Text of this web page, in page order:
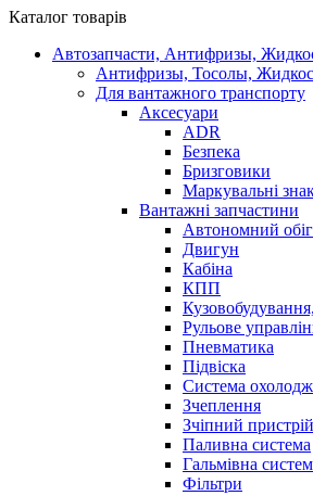
Каталог товарів
Автозапчасти, Антифризы,
Антифризы, Тосолы,
Для вантажного транспорту
Аксесуари
ADR
Безпека
Бризговики
Маркувальні
Вантажні запчастини
Автономний
Двигун
Кабіна
КПП
Рульове
Пневматика
Підвіска
Система
Зчеплення
Зчіпний пристрій
Паливна система
Гальмівна
Фільтри